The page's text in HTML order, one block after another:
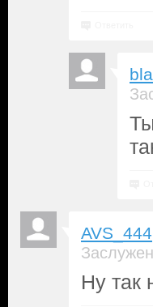
AVS_444
Ну так